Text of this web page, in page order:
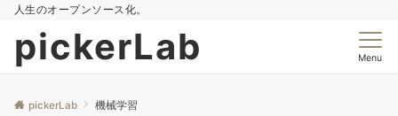
人生のオープンソース化。
pickerLab Menu
pickerLab 機械学習